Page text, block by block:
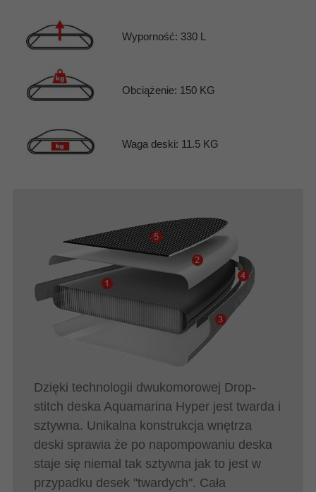
Wyporność: 330 L
Obciążenie: 150 KG
Waga deski: 11.5 KG
Dzięki technologii dwukomorowej Drop-
stitch deska Aquamarina Hyper jest twarda i
sztywna. Unikalna konstrukcja wnętrza
deski sprawia że po napompowaniu deska
staje się niemal tak sztywna jak to jest w
przypadku desek "twardych". Cała